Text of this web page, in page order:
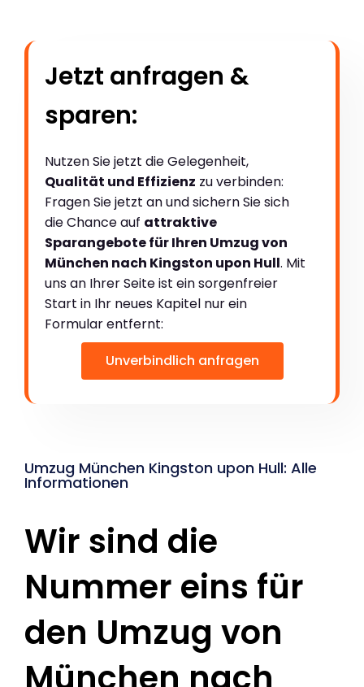
Jetzt anfragen &
sparen:
Nutzen Sie jetzt die Gelegenheit,
Qualität und Effizienz zu verbinden:
Fragen Sie jetzt an und sichern Sie sich
die Chance auf attraktive
Sparangebote für Ihren Umzug von
München nach Kingston upon Hull. Mit
uns an Ihrer Seite ist ein sorgenfreier
Start in Ihr neues Kapitel nur ein
Formular entfernt:
Unverbindlich anfragen
Umzug München Kingston upon Hull: Alle
Informationen
Wir sind die
Nummer eins für
den Umzug von